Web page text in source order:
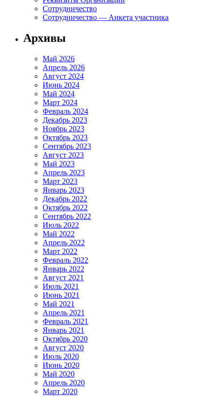
Сотрудничество
Сотрудничество — Анкета участника
Архивы
Май 2026
Апрель 2026
Август 2024
Июнь 2024
Май 2024
Март 2024
Февраль 2024
Декабрь 2023
Ноябрь 2023
Октябрь 2023
Сентябрь 2023
Август 2023
Май 2023
Апрель 2023
Март 2023
Январь 2023
Декабрь 2022
Октябрь 2022
Сентябрь 2022
Июль 2022
Май 2022
Апрель 2022
Март 2022
Февраль 2022
Январь 2022
Август 2021
Июль 2021
Июнь 2021
Май 2021
Апрель 2021
Февраль 2021
Январь 2021
Октябрь 2020
Август 2020
Июль 2020
Июнь 2020
Май 2020
Апрель 2020
Март 2020